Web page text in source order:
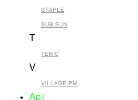
STAPLE
SUB SUN
TEN C
V
VILLAGE PM
Арт